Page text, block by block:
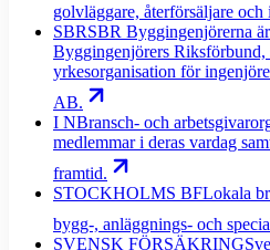
golvläggare, återförsäljare och
SBRSBR Byggingenjörerna
Byggingenjörers Riksförbund,
yrkesorganisation för
AB.
I NBransch- och
medlemmar i deras vardag
framtid.
STOCKHOLMS BFLokala
bygg-, anläggnings- och
SVENSK FÖRSÄKRING